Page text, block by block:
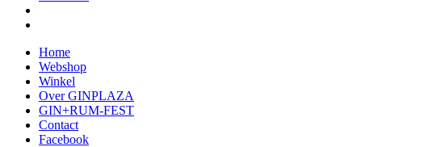
Home
Webshop
Winkel
Over GINPLAZA
GIN+RUM-FEST
Contact
Facebook